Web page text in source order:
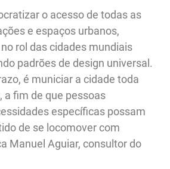
o acesso de todas as
e espaços urbanos,
rol das cidades mundiais
padrões de design universal.
é municiar a cidade toda
a fim de que pessoas
específicas possam
de se locomover com
Manuel Aguiar, consultor do